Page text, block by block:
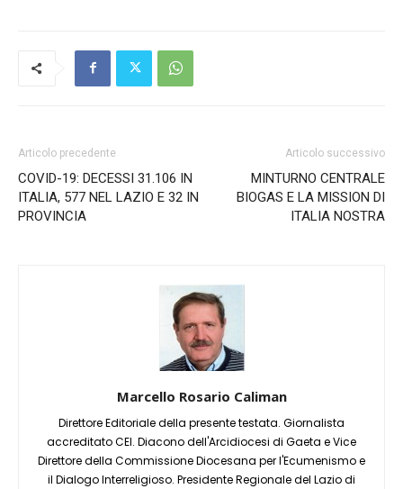
Articolo precedente
COVID-19: DECESSI 31.106 IN
ITALIA, 577 NEL LAZIO E 32 IN
PROVINCIA
Articolo successivo
MINTURNO CENTRALE
BIOGAS E LA MISSION DI
ITALIA NOSTRA
Marcello Rosario Caliman
Direttore Editoriale della presente testata. Giornalista
accreditato CEI. Diacono dell'Arcidiocesi di Gaeta e Vice
Direttore della Commissione Diocesana per l'Ecumenismo e
il Dialogo Interreligioso. Presidente Regionale del Lazio di